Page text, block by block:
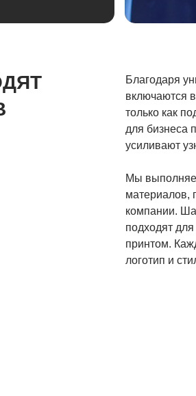
Благодаря
включаются
только как
для бизнеса
усиливают
Мы
материалов,
компании.
подходят
принтом.
логотип и